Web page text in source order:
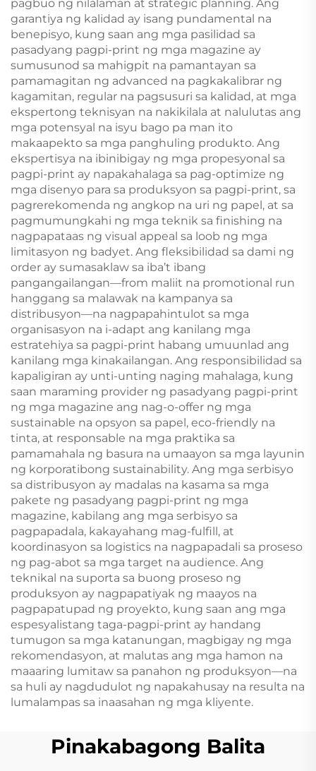
pagbuo ng nilalaman at strategic planning. Ang
garantiya ng kalidad ay isang pundamental na
benepisyo, kung saan ang mga pasilidad sa
pasadyang pagpi-print ng mga magazine ay
sumusunod sa mahigpit na pamantayan sa
pamamagitan ng advanced na pagkakalibrar ng
kagamitan, regular na pagsusuri sa kalidad, at mga
ekspertong teknisyan na nakikilala at nalulutas ang
mga potensyal na isyu bago pa man ito
makaapekto sa mga panghuling produkto. Ang
ekspertisya na ibinibigay ng mga propesyonal sa
pagpi-print ay napakahalaga sa pag-optimize ng
mga disenyo para sa produksyon sa pagpi-print, sa
pagrerekomenda ng angkop na uri ng papel, at sa
pagmumungkahi ng mga teknik sa finishing na
nagpapataas ng visual appeal sa loob ng mga
limitasyon ng badyet. Ang fleksibilidad sa dami ng
order ay sumasaklaw sa iba’t ibang
pangangailangan—from maliit na promotional run
hanggang sa malawak na kampanya sa
distribusyon—na nagpapahintulot sa mga
organisasyon na i-adapt ang kanilang mga
estratehiya sa pagpi-print habang umuunlad ang
kanilang mga kinakailangan. Ang responsibilidad sa
kapaligiran ay unti-unting naging mahalaga, kung
saan maraming provider ng pasadyang pagpi-print
ng mga magazine ang nag-o-offer ng mga
sustainable na opsyon sa papel, eco-friendly na
tinta, at responsable na mga praktika sa
pamamahala ng basura na umaayon sa mga layunin
ng korporatibong sustainability. Ang mga serbisyo
sa distribusyon ay madalas na kasama sa mga
pakete ng pasadyang pagpi-print ng mga
magazine, kabilang ang mga serbisyo sa
pagpapadala, kakayahang mag-fulfill, at
koordinasyon sa logistics na nagpapadali sa proseso
ng pag-abot sa mga target na audience. Ang
teknikal na suporta sa buong proseso ng
produksyon ay nagpapatiyak ng maayos na
pagpapatupad ng proyekto, kung saan ang mga
espesyalistang taga-pagpi-print ay handang
tumugon sa mga katanungan, magbigay ng mga
rekomendasyon, at malutas ang mga hamon na
maaaring lumitaw sa panahon ng produksyon—na
sa huli ay nagdudulot ng napakahusay na resulta na
lumalampas sa inaasahan ng mga kliyente.
Pinakabagong Balita